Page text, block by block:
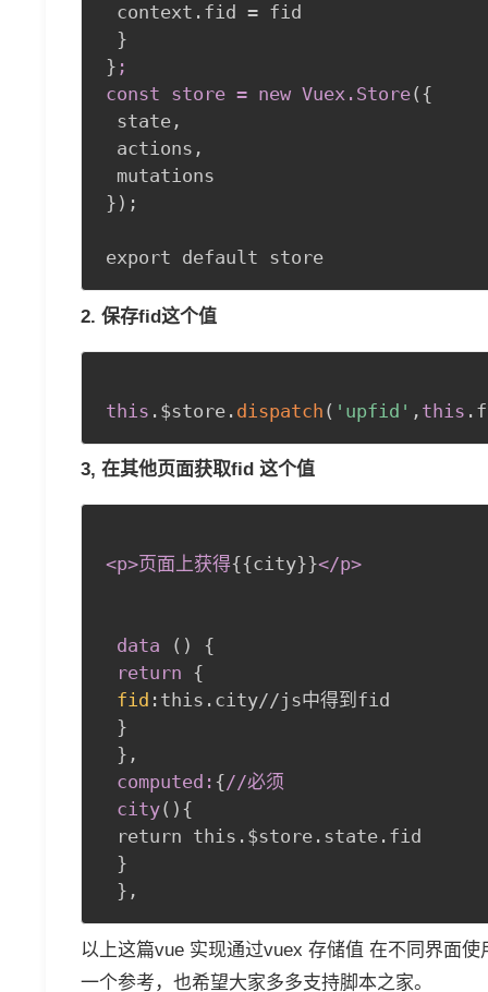
context.fid = fid
}
} ;
const store = new Vuex .Store( {
state ,
actions ,
} ) ;
2. 保存fid这个值
this . $store . dispatch ( 'upfid' , this .
3, 在其他页面获取fid 这个值
<p>页面上获得{{city}}</p>
data ( )
{
return {
fid : this.city//js中得到fid
}
} ,
computed: {//必须
city( ) {
return this.$store.state.fid
}
} ,
以上这篇vue 实现通过vuex 存储值 在不同界面
一个参考，也希望大家多多支持脚本之家。